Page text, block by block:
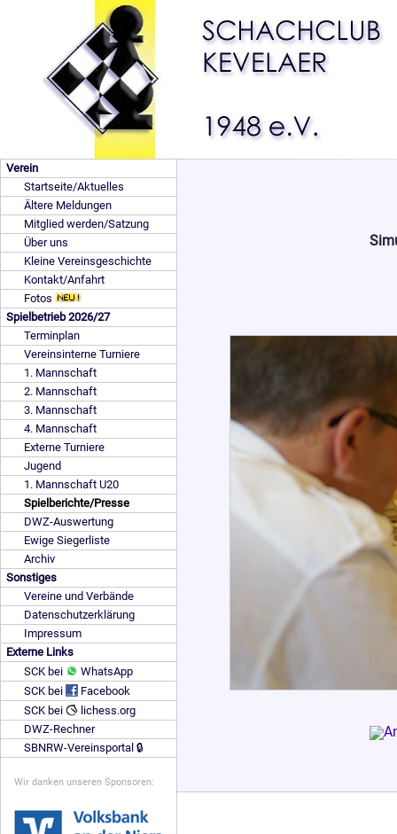
Verein
Startseite/Aktuelles
Ältere Meldungen
Mitglied werden/Satzung
Über uns
Kleine Vereinsgeschichte
Kontakt/Anfahrt
Fotos
Spielbetrieb 2026/27
Terminplan
Vereinsinterne Turniere
1. Mannschaft
2. Mannschaft
3. Mannschaft
4. Mannschaft
Externe Turniere
Jugend
1. Mannschaft U20
Spielberichte/Presse
DWZ-Auswertung
Ewige Siegerliste
Archiv
Sonstiges
Vereine und Verbände
Datenschutzerklärung
Impressum
Externe Links
SCK bei
WhatsApp
SCK bei
Facebook
SCK bei
lichess.org
DWZ-Rechner
SBNRW-Vereinsportal 🔒
Wir danken unseren Sponsoren: